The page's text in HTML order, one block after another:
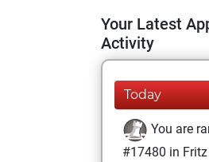
Your Latest
Activity
Today
You are
#17480 in